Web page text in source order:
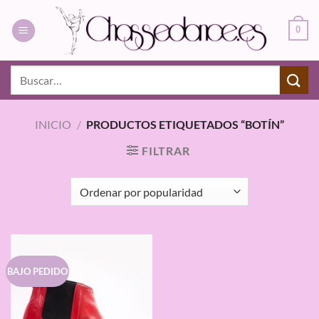
contenido
0
INICIO / PRODUCTOS ETIQUETADOS “BOTÍN”
FILTRAR
BAJO PEDIDO